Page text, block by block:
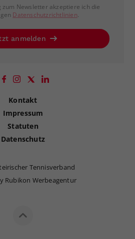
Newsletter akzeptiere ich die
Datenschutzrichtlinien.
anmelden
Kontakt
Impressum
Statuten
Datenschutz
Tennisverband
Rubikon Werbeagentur